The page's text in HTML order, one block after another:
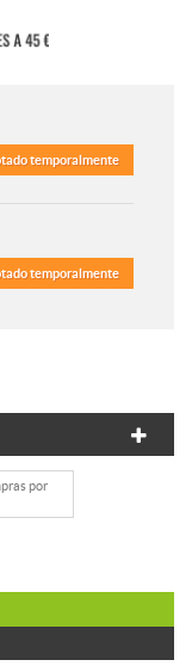
temporalmente
temporalmente
por